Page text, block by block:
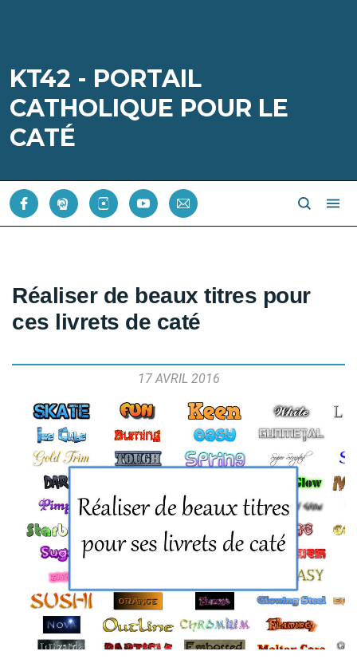
KT42 - PORTAIL
CATHOLIQUE POUR LE
CATÉ
Réaliser de beaux titres pour
ces livrets de caté
17 AVRIL 2016